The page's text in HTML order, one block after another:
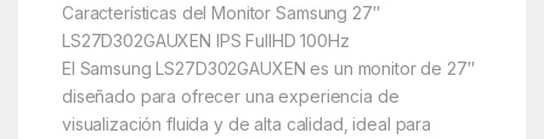
Características del Monitor Samsung 27″
LS27D302GAUXEN IPS FullHD 100Hz
El Samsung LS27D302GAUXEN es un monitor de 27″
diseñado para ofrecer una experiencia de
visualización fluida y de alta calidad, ideal para